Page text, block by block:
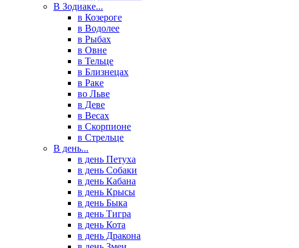
В Зодиаке...
в Козероге
в Водолее
в Рыбах
в Овне
в Тельце
в Близнецах
в Раке
во Льве
в Деве
в Весах
в Скорпионе
в Стрельце
В день...
в день Петуха
в день Собаки
в день Кабана
в день Крысы
в день Быка
в день Тигра
в день Кота
в день Дракона